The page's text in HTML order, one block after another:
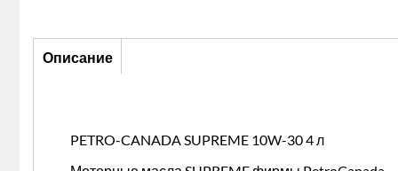
Описание
Описание
PETRO-CANADA SUPREME 10W-30 4 л